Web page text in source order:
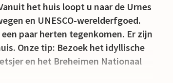
het huis loopt u naar de Urnes
en UNESCO-werelderfgoed.
paar herten tegenkomen. Er zijn
Onze tip: Bezoek het idyllische
en het Breheimen Nationaal